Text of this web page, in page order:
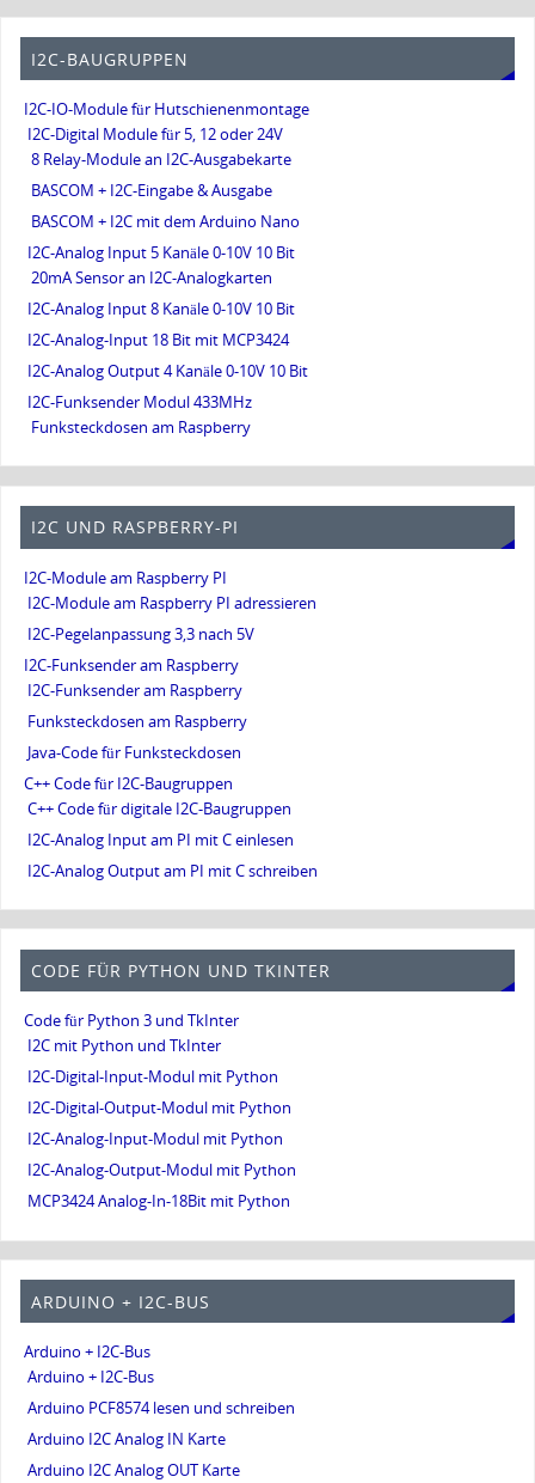
I2C-BAUGRUPPEN
I2C-IO-Module für Hutschienenmontage
I2C-Digital Module für 5, 12 oder 24V
8 Relay-Module an I2C-Ausgabekarte
BASCOM + I2C-Eingabe & Ausgabe
BASCOM + I2C mit dem Arduino Nano
I2C-Analog Input 5 Kanäle 0-10V 10 Bit
20mA Sensor an I2C-Analogkarten
I2C-Analog Input 8 Kanäle 0-10V 10 Bit
I2C-Analog-Input 18 Bit mit MCP3424
I2C-Analog Output 4 Kanäle 0-10V 10 Bit
I2C-Funksender Modul 433MHz
Funksteckdosen am Raspberry
I2C UND RASPBERRY-PI
I2C-Module am Raspberry PI
I2C-Module am Raspberry PI adressieren
I2C-Pegelanpassung 3,3 nach 5V
I2C-Funksender am Raspberry
I2C-Funksender am Raspberry
Funksteckdosen am Raspberry
Java-Code für Funksteckdosen
C++ Code für I2C-Baugruppen
C++ Code für digitale I2C-Baugruppen
I2C-Analog Input am PI mit C einlesen
I2C-Analog Output am PI mit C schreiben
CODE FÜR PYTHON UND TKINTER
Code für Python 3 und TkInter
I2C mit Python und TkInter
I2C-Digital-Input-Modul mit Python
I2C-Digital-Output-Modul mit Python
I2C-Analog-Input-Modul mit Python
I2C-Analog-Output-Modul mit Python
MCP3424 Analog-In-18Bit mit Python
ARDUINO + I2C-BUS
Arduino + I2C-Bus
Arduino + I2C-Bus
Arduino PCF8574 lesen und schreiben
Arduino I2C Analog IN Karte
Arduino I2C Analog OUT Karte